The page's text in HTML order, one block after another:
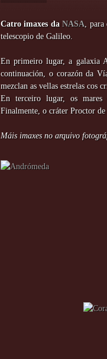
Catro imaxes daNASA, para
telescopio de Galileo.
En primeiro lugar, a galaxia
continuación, o corazón da
mezclan as vellas estrelas cos
En terceiro lugar, os mares
Finalmente, o cráter Proctor
Máis imaxes no arquivo